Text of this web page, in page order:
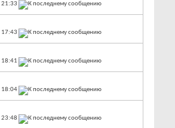
21:33
17:43
18:41
18:04
23:48